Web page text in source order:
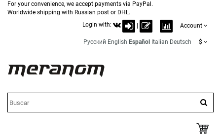
For your convenience, we accept payments via PayPal.
Worldwide shipping with Russian post or DHL.
Login with:
Account
Русский English Español Italian Deutsch $